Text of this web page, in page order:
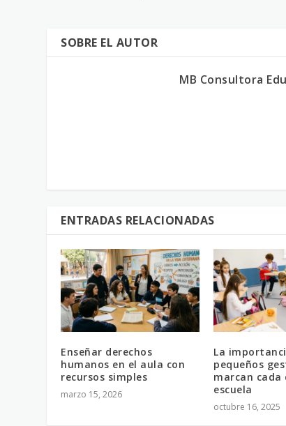
SOBRE EL AUTOR
MB Consultora
ENTRADAS RELACIONADAS
Enseñar derechos
humanos en el aula con
recursos simples
marzo 15, 2026
La
pequeños
marcan cada
escuela
octubre 16, 2025